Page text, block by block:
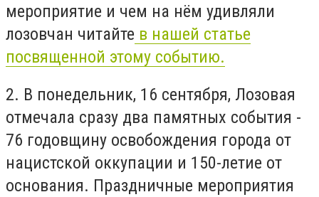
мероприятие и чем на нём удивляли
лозовчан читайте в нашей статье
посвященной этому событию.
2. В понедельник, 16 сентября, Лозовая
отмечала сразу два памятных события -
76 годовщину освобождения города от
нацистской оккупации и 150-летие от
основания. Праздничные мероприятия